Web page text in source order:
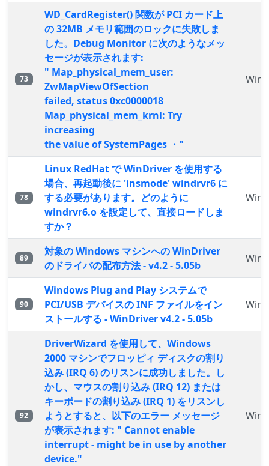
73
WD_CardRegister() 関数が PCI カード上
の 32MB メモリ範囲のロックに失敗しま
した。Debug Monitor に次のようなメッ
セージが表示されます:
" Map_physical_mem_user:
ZwMapViewOfSection
failed, status 0xc0000018
Map_physical_mem_krnl: Try
increasing
the value of SystemPages ・"
78
Linux RedHat で WinDriver を使用する
場合、再起動後に 'insmode' windrvr6 に
する必要があります。どのように
windrvr6.o を設定して、直接ロードしま
すか？
89
対象の Windows マシンへの WinDriver
のドライバの配布方法 - v4.2 - 5.05b
90
Windows Plug and Play システムで
PCI/USB デバイスの INF ファイルをイン
ストールする - WinDriver v4.2 - 5.05b
92
DriverWizard を使用して、Windows
2000 マシンでフロッピィ ディスクの割り
込み (IRQ 6) のリスンに成功しました。し
かし、マウスの割り込み (IRQ 12) または
キーボードの割り込み (IRQ 1) をリスンし
ようとすると、以下のエラー メッセージ
が表示されます: " Cannot enable
interrupt - might be in use by another
device."